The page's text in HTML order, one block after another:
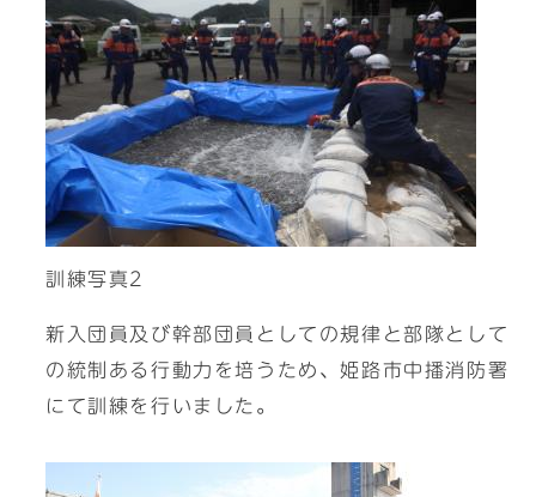
訓練写真2
新入団員及び幹部団員としての規律と部隊として
の統制ある行動力を培うため、姫路市中播消防署
にて訓練を行いました。